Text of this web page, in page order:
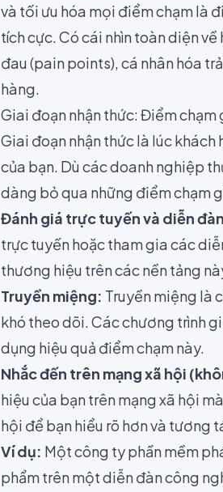
và tối ưu hóa mọi điểm chạm là
tích cực. Có cái nhìn toàn diện
đau (pain points), cá nhân hóa
hàng.
Giai đoạn nhận thức: Điểm chạm
Giai đoạn nhận thức là lúc
của bạn. Dù các doanh nghiệp
dàng bỏ qua những điểm chạm
Đánh giá trực tuyến và diễn
trực tuyến hoặc tham gia các
thương hiệu trên các nền tảng
Truyền miệng: Truyền miệng là
khó theo dõi. Các chương trình
dụng hiệu quả điểm chạm này.
Nhắc đến trên mạng xã hội
hiệu của bạn trên mạng xã hội
hội để bạn hiểu rõ hơn và tương
Ví dụ: Một công ty phần mềm
phẩm trên một diễn đàn công